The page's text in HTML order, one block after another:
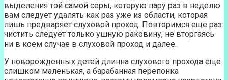
выделения той самой серы, которую пару раз в неделю
вам следует удалять как раз уже из области, которая
лишь предваряет слуховой проход. Повторимся еще раз:
чистить следует только ушную раковину, не вторгаясь
ни в коем случае в слуховой проход и далее.
У новорожденных детей длинна слухового прохода еще
слишком маленькая, а барабанная перепонка